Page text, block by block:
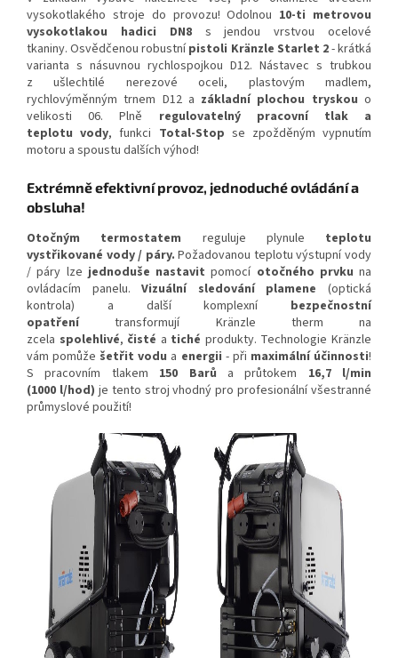
vysokotlakého stroje do provozu! Odolnou 10-ti metrovou
vysokotlakou hadici DN8s jendou vrstvou ocelové
tkaniny. Osvědčenou robustnípistoli Kränzle Starlet 2- krátká
varianta s násuvnou rychlospojkou D12. Nástavec s trubkou
z ušlechtilé nerezové oceli, plastovým madlem,
rychlovýměnným trnem D12 a základní plochou tryskou o
velikosti 06. Plně regulovatelný pracovní tlak a
teplotu vody, funkci Total-Stop se zpožděným vypnutím
motoru a spoustu dalších výhod!
Extrémně efektivní provoz, jednoduché ovládání a
obsluha!
Otočným termostatem reguluje plynule teplotu
vystřikované vody / páry. Požadovanou teplotu výstupní vody
/ páry lze jednoduše nastavit pomocí otočného prvku na
ovládacím panelu.Vizuální sledování plamene (optická
kontrola) a další komplexní bezpečnostní
opatřenítransformují Kränzle therm na
zcela spolehlivé, čisté a tiché produkty. Technologie Kränzle
vám pomůže šetřit vodu a energii - při maximální účinnosti!
S pracovním tlakem 150 Barů a průtokem 16,7 l/min
(1000 l/hod) je tento stroj vhodný pro profesionální všestranné
průmyslové použití!